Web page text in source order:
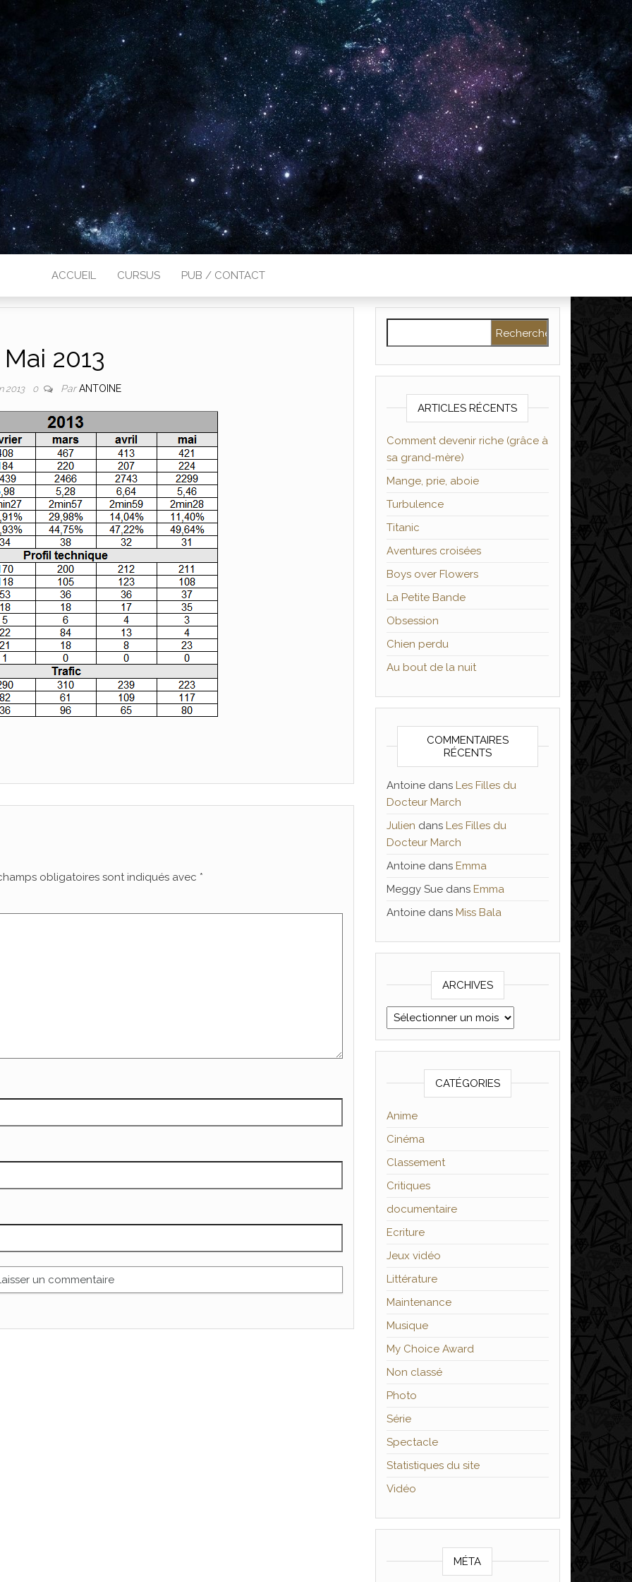
ACCUEIL CURSUS PUB / CONTACT
Mai 2013
2013 0 ParANTOINE
obligatoires sont indiqués avec *
ARTICLES RÉCENTS
Comment devenir riche (grâce à
sa grand-mère)
Mange, prie, aboie
Turbulence
Titanic
Aventures croisées
Boys over Flowers
La Petite Bande
Obsession
Chien perdu
Au bout de la nuit
COMMENTAIRES
RÉCENTS
Antoinedans Les Filles du
Docteur March
Julien dans Les Filles du
Docteur March
Antoinedans Emma
Meggy Suedans Emma
Antoinedans Miss Bala
ARCHIVES
Archives
CATÉGORIES
Anime
Cinéma
Classement
Critiques
documentaire
Ecriture
Jeux vidéo
Littérature
Maintenance
Musique
My Choice Award
Non classé
Photo
Série
Spectacle
Statistiques du site
Vidéo
MÉTA